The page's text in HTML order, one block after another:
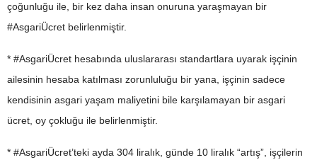
çoğunluğu ile, bir kez daha insan onuruna yaraşmayan bir
#AsgariÜcret belirlenmiştir.
* #AsgariÜcret hesabında uluslararası standartlara uyarak işçinin
ailesinin hesaba katılması zorunluluğu bir yana, işçinin sadece
kendisinin asgari yaşam maliyetini bile karşılamayan bir asgari
ücret, oy çokluğu ile belirlenmiştir.
* #AsgariÜcret’teki ayda 304 liralık, günde 10 liralık “artış”, işçilerin